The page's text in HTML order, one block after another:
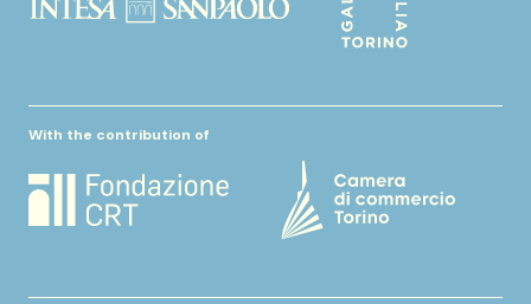
With the contribution of